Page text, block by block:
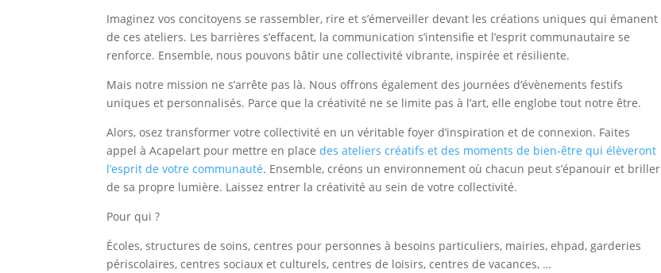
Imaginez vos concitoyens se rassembler, rire et s’émerveiller devant les créations uniques qui émanent
de ces ateliers. Les barrières s’effacent, la communication s’intensifie et l’esprit communautaire se
renforce. Ensemble, nous pouvons bâtir une collectivité vibrante, inspirée et résiliente.
Mais notre mission ne s’arrête pas là. Nous offrons également des journées d’évènements festifs
uniques et personnalisés. Parce que la créativité ne se limite pas à l’art, elle englobe tout notre être.
Alors, osez transformer votre collectivité en un véritable foyer d’inspiration et de connexion. Faites
appel à Acapelart pour mettre en placedes ateliers créatifs et des moments de bien-être qui élèveront
l’esprit de votre communauté. Ensemble, créons un environnement où chacun peut s’épanouir et briller
de sa propre lumière. Laissez entrer la créativité au sein de votre collectivité.
Pour qui ?
Écoles, structures de soins, centres pour personnes à besoins particuliers, mairies, ehpad, garderies
périscolaires, centres sociaux et culturels, centres de loisirs, centres de vacances, …